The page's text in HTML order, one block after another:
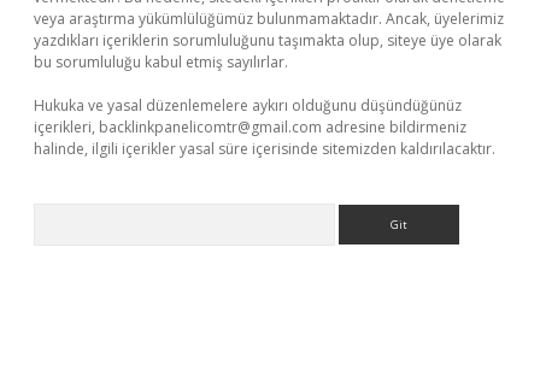
veya araştırma yükümlülüğümüz bulunmamaktadır. Ancak, üyelerimiz
yazdıkları içeriklerin sorumluluğunu taşımakta olup, siteye üye olarak
bu sorumluluğu kabul etmiş sayılırlar.
Hukuka ve yasal düzenlemelere aykırı olduğunu düşündüğünüz
içerikleri, backlinkpanelicomtr@gmail.com adresine bildirmeniz
halinde, ilgili içerikler yasal süre içerisinde sitemizden kaldırılacaktır.